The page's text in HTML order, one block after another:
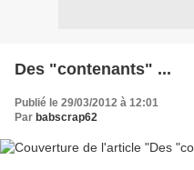
Des "contenants" ...
Publié le 29/03/2012 à 12:01
Par babscrap62